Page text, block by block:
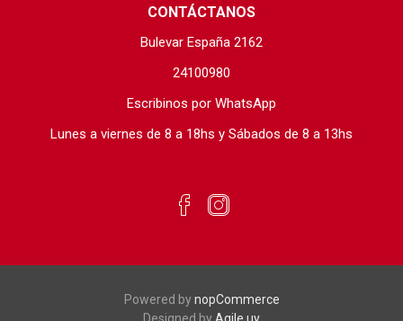
CONTÁCTANOS
Bulevar España 2162
24100980
Escribinos por WhatsApp
Lunes a viernes de 8 a 18hs y Sábados de 8 a 13hs
Powered bynopCommerce